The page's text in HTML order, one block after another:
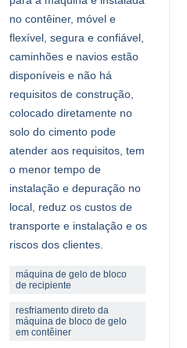
no contêiner, móvel e
flexível, segura e confiável,
caminhões e navios estão
disponíveis e não há
requisitos de construção,
colocado diretamente no
solo do cimento pode
atender aos requisitos, tem
o menor tempo de
instalação e depuração no
local, reduz os custos de
transporte e instalação e os
riscos dos clientes.
máquina de gelo de bloco
de recipiente
resfriamento direto da
máquina de bloco de gelo
em contêiner